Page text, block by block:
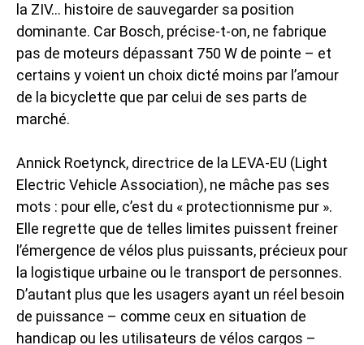
la ZIV… histoire de sauvegarder sa position
dominante. Car Bosch, précise-t-on, ne fabrique
pas de moteurs dépassant 750 W de pointe – et
certains y voient un choix dicté moins par l’amour
de la bicyclette que par celui de ses parts de
marché.
Annick Roetynck, directrice de la LEVA-EU (Light
Electric Vehicle Association), ne mâche pas ses
mots : pour elle, c’est du « protectionnisme pur ».
Elle regrette que de telles limites puissent freiner
l’émergence de vélos plus puissants, précieux pour
la logistique urbaine ou le transport de personnes.
D’autant plus que les usagers ayant un réel besoin
de puissance – comme ceux en situation de
handicap ou les utilisateurs de vélos cargos –